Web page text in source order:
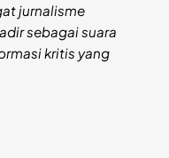
jurnalisme
sebagai suara
kritis yang